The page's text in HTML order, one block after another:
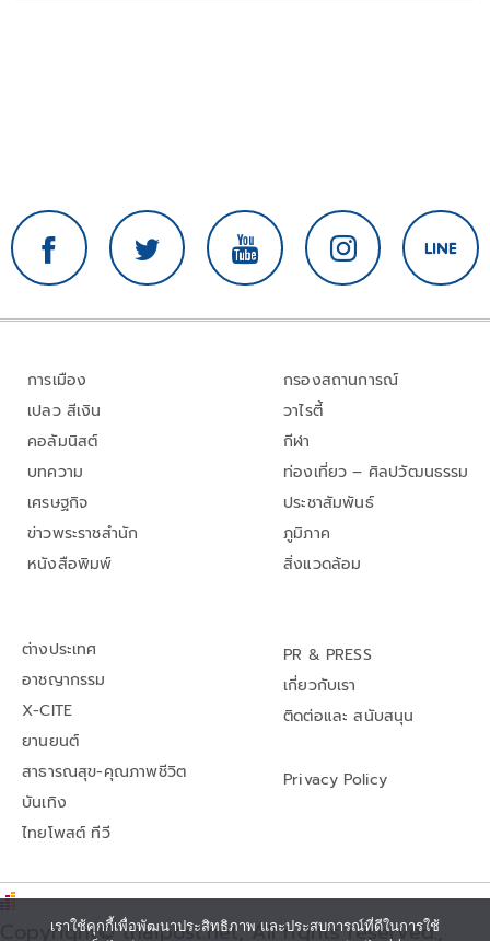
การเมือง
เปลว สีเงิน
คอลัมนิสต์
บทความ
เศรษฐกิจ
ข่าวพระราชสำนัก
หนังสือพิมพ์
กรองสถานการณ์
วาไรตี้
กีฬา
ท่องเที่ยว – ศิลปวัฒนธรรม
ประชาสัมพันธ์
ภูมิภาค
สิ่งแวดล้อม
ต่างประเทศ
อาชญากรรม
X-CITE
ยานยนต์
สาธารณสุข-คุณภาพชีวิต
บันเทิง
ไทยโพสต์ ทีวี
PR & PRESS
เกี่ยวกับเรา
ติดต่อและ สนับสนุน
Privacy Policy
Copyright© thaipost.net, All rights reserved.,
เราใช้คุกกี้เพื่อพัฒนาประสิทธิภาพ และประสบการณ์ที่ดีในการใช้